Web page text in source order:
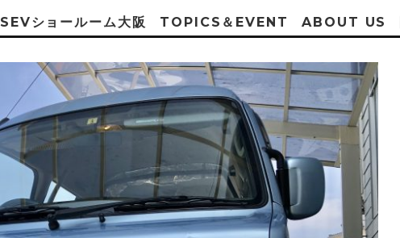
SEVショールーム大阪 TOPICS＆EVENT ABOUT US